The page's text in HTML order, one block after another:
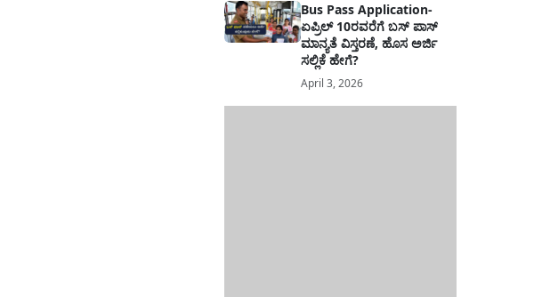
Bus Pass Application-
ಏಪ್ರಿಲ್ 10ರವರೆಗೆ ಬಸ್ ಪಾಸ್
ಮಾನ್ಯತೆ ವಿಸ್ತರಣೆ, ಹೊಸ ಅರ್ಜಿ
ಸಲ್ಲಿಕೆ ಹೇಗೆ?
April 3, 2026